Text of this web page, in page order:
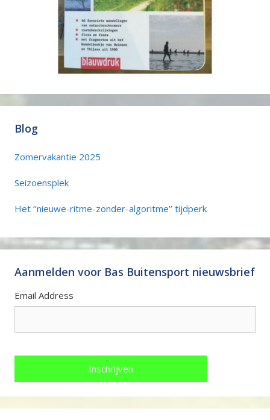
Blog
Zomervakantie 2025
Seizoensplek
Het ‘’nieuwe-ritme-zonder-algoritme’’ tijdperk
Aanmelden voor Bas Buitensport nieuwsbrief
Email Address